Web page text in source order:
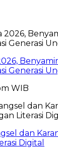
Generasi
WIB
dan
Digital